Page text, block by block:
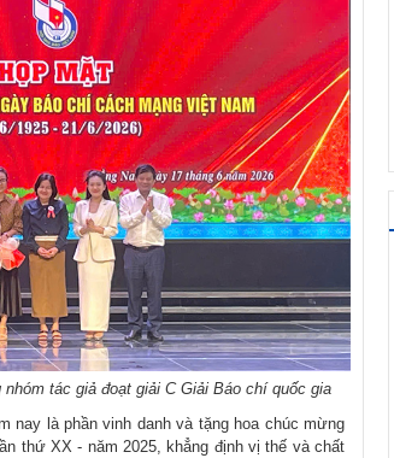
tác giả đoạt giải C Giải Báo chí quốc gia
nay là phần vinh danh và tặng hoa chúc mừng
thứ XX - năm 2025, khẳng định vị thế và chất